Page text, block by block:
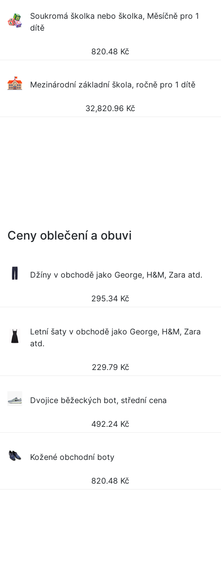
Soukromá školka nebo školka, Měsíčně pro 1
dítě
820.48 Kč
Mezinárodní základní škola, ročně pro 1 dítě
32,820.96 Kč
Ceny oblečení a obuvi
Džíny v obchodě jako George, H&M, Zara atd.
295.34 Kč
Letní šaty v obchodě jako George, H&M, Zara
atd.
229.79 Kč
Dvojice běžeckých bot, střední cena
492.24 Kč
Kožené obchodní boty
820.48 Kč